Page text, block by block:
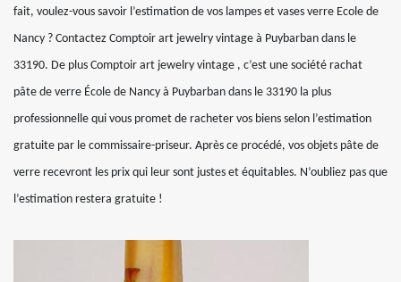
fait, voulez-vous savoir l’estimation de vos lampes et vases verre Ecole de
Nancy ? Contactez Comptoir art jewelry vintage à Puybarban dans le
33190. De plus Comptoir art jewelry vintage , c’est une société rachat
pâte de verre École de Nancy à Puybarban dans le 33190 la plus
professionnelle qui vous promet de racheter vos biens selon l’estimation
gratuite par le commissaire-priseur. Après ce procédé, vos objets pâte de
verre recevront les prix qui leur sont justes et équitables. N’oubliez pas que
l’estimation restera gratuite !